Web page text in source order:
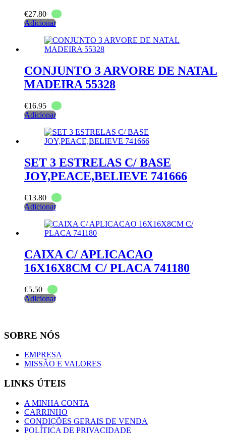
€27.80
Adicionar
CONJUNTO 3 ARVORE DE NATAL
MADEIRA 55328
€16.95
Adicionar
SET 3 ESTRELAS C/ BASE
JOY,PEACE,BELIEVE 741666
€13.80
Adicionar
CAIXA C/ APLICACAO
16X16X8CM C/ PLACA 741180
€5.50
Adicionar
SOBRE NÓS
EMPRESA
MISSÃO E VALORES
LINKS ÚTEIS
A MINHA CONTA
CARRINHO
CONDIÇÕES GERAIS DE VENDA
POLÍTICA DE PRIVACIDADE